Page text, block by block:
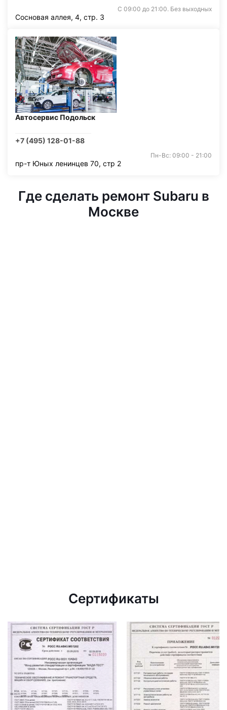
С 09:00 до 21:00. Без выходных
Сосновая аллея, 4, стр. 3
Автосервис Подольск
+7 (495) 128-01-88
Пн-Вс: 09:00 - 21:00
пр-т Юных ленинцев 70, стр 2
Где сделать ремонт Subaru в
Москве
Сертификаты